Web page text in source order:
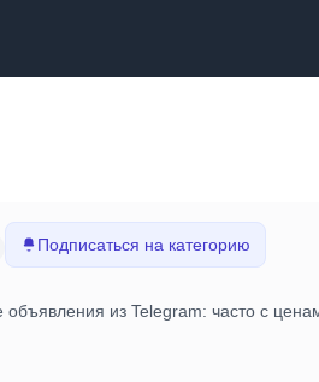
Подписаться на категорию
из Telegram: часто с